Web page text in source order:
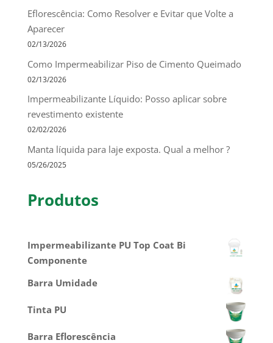
Eflorescência: Como Resolver e Evitar que Volte a
Aparecer
02/13/2026
Como Impermeabilizar Piso de Cimento Queimado
02/13/2026
Impermeabilizante Líquido: Posso aplicar sobre
revestimento existente
02/02/2026
Manta líquida para laje exposta. Qual a melhor ?
05/26/2025
Produtos
Impermeabilizante PU Top Coat Bi
Componente
Barra Umidade
Tinta PU
Barra Eflorescência